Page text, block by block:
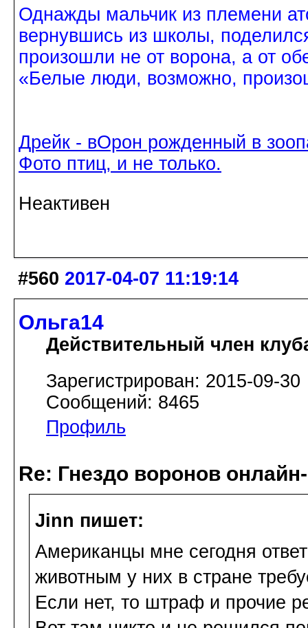
Однажды мальчик из племени
вернувшись из школы,
произошли не от ворона, а от
«Белые люди, возможно,
Дрейк - вОрон рожденный в
Фото птиц, и не только.
Неактивен
#560 2017-04-07 11:19:14
Ольга14
Действительный член
Зарегистрирован: 2015-09-30
Сообщений: 8465
Профиль
Re: Гнездо воронов
Jinn пишет:
Американцы мне сегодня
животным у них в стране
Если нет, то штраф и прочие